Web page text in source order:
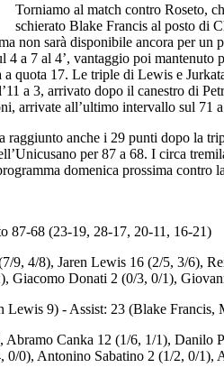
Torniamo al match contro Roseto,
schierato Blake Francis al posto di
sarà disponibile ancora per un
a 7 al 4’, vantaggio poi
a quota 17. Le triple di Lewis e
a 3, arrivato dopo il canestro di
arrivate all’ultimo intervallo sul 71
raggiunto anche i 29 punti dopo la
per 87 a 68. I circa
domenica prossima contro
87-68 (23-19, 28-17, 20-11, 16-21)
9, 4/8), Jaren Lewis 16 (2/5, 3/6),
Giacomo Donati 2 (0/3, 0/1),
9) - Assist: 23 (Blake Francis,
Canka 12 (1/6, 1/1),
0), Antonino Sabatino 2 (1/2, 0/1),